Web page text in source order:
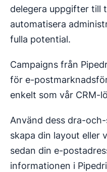
delegera uppgifter till
automatisera
fulla potential.
Campaigns från
för e-
enkelt som vår CRM-
Använd dess dra-
skapa din layout eller
sedan din e-
informationen i